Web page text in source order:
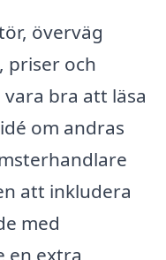
överväg
priser och
bra att läsa
om andras
att inkludera
med
en extra